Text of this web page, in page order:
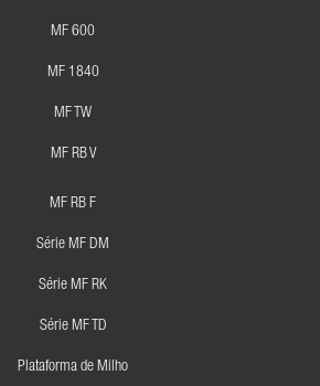
MF 600
MF 1840
MF TW
MF RB V
MF RB F
Série MF DM
Série MF RK
Série MF TD
Plataforma de Milho